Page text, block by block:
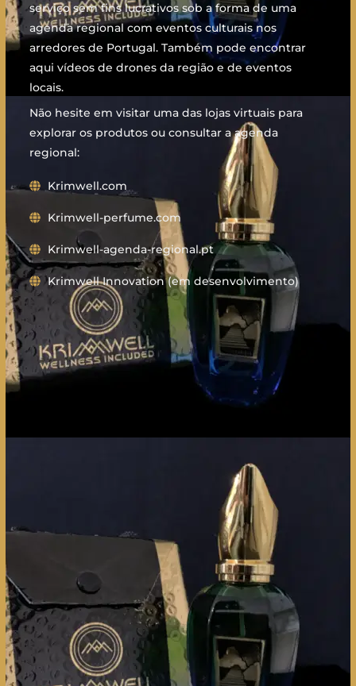
serviço sem fins lucrativos sob a forma de uma
agenda regional com eventos culturais nos
arredores de Portugal. Também pode encontrar
aqui vídeos de drones da região e de eventos
locais.
Não hesite em visitar uma das lojas virtuais para
explorar os produtos ou consultar a agenda
regional:
Krimwell.com
Krimwell-perfume.com
Krimwell-agenda-regional.pt
Krimwell Innovation (em desenvolvimento)